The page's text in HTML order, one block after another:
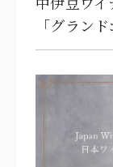
TOP
OUR
FREE
「グラン